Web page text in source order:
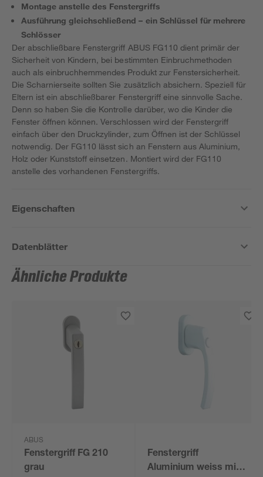
Montage anstelle des Fenstergriffs
Ausführung gleichschließend – ein Schlüssel für mehrere
Schlösser
Der abschließbare Fenstergriff ABUS FG110 dient primär der
Sicherheit von Kindern, bei bestimmten Einbruchmethoden
auch als einbruchhemmendes Produkt zur Fenstersicherheit.
Die Scharnierseite sollten Sie zusätzlich absichern. Speziell für
Eltern ist ein abschließbarer Fenstergriff eine sinnvolle Sache.
Denn so haben Sie die Kontrolle darüber, wo die Kinder die
Fenster öffnen können. Verschlossen wird der Fenstergriff
einfach über den Druckzylinder, zum Öffnen ist der Schlüssel
notwendig. Der FG110 lässt sich an Fenstern aus Aluminium,
Holz oder Kunststoff einsetzen. Montiert wird der FG110
anstelle des vorhandenen Fenstergriffs.
Eigenschaften
Datenblätter
Ähnliche Produkte
ABUS
Fenstergriff FG 210
grau
Fenstergriff
Aluminium weiss mit